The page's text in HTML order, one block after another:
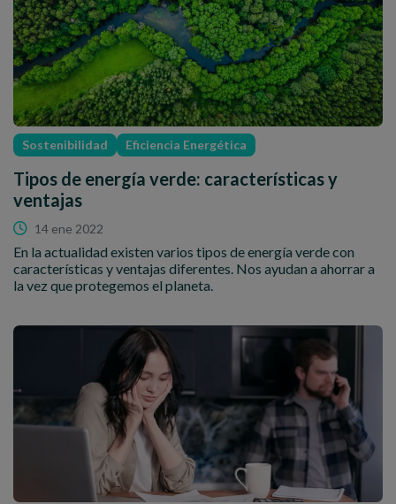
Sostenibilidad Eficiencia Energética
Tipos de energía verde: características y
ventajas
14 ene 2022
En la actualidad existen varios tipos de energía verde con
características y ventajas diferentes. Nos ayudan a ahorrar a
la vez que protegemos el planeta.